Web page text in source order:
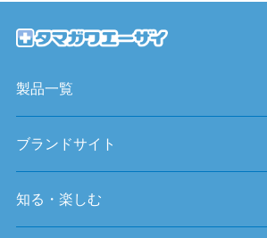
製品一覧
ブランドサイト
知る・楽しむ